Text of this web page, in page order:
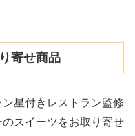
寄せ商品
星付きレストラン監修
スイーツをお取り寄せ